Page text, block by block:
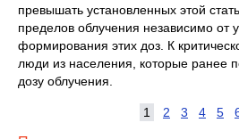
превышать установленных этой
пределов облучения независимо от
формирования этих доз. К
люди из населения, которые ранее
дозу облучения.
1 2 3 4 5